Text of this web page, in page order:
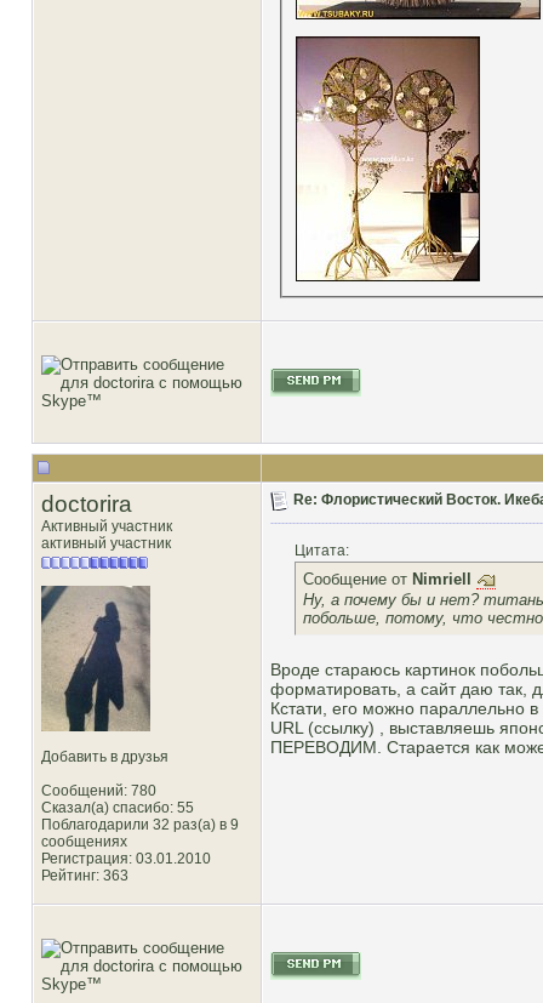
doctorira
Активный участник
активный участник
Добавить в друзья
Сообщений: 780
Сказал(а) спасибо: 55
Поблагодарили 32 раз(а) в 9
сообщениях
Регистрация: 03.01.2010
Рейтинг: 363
Re: Флористический Восток.
Цитата:
Сообщение от Nimriell
Ну, а почему бы и нет?
побольше, потому, что
Вроде стараюсь картинок
форматировать, а сайт даю так,
Кстати, его можно параллельно
URL (ссылку) , выставляешь
ПЕРЕВОДИМ. Старается как